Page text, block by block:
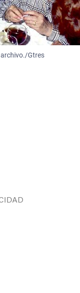
archivo./Gtres